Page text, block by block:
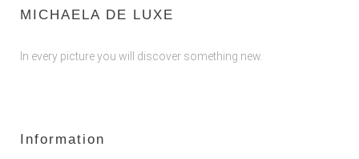
MICHAELA DE LUXE
In every picture you will discover something new.
Information